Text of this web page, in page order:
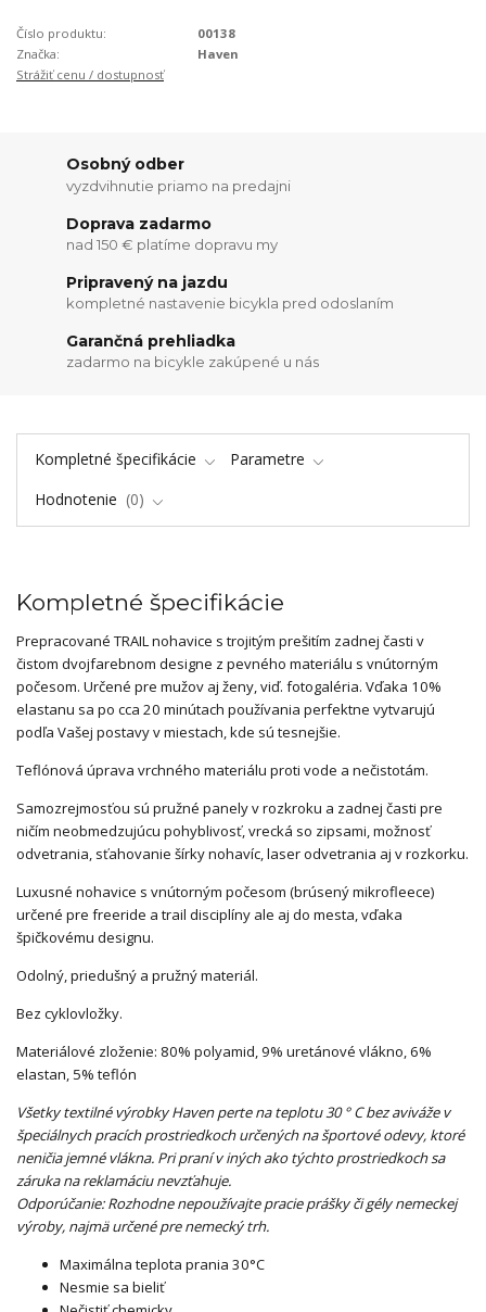
Číslo produktu:
00138
Značka:
Haven
Strážiť cenu / dostupnosť
Osobný odber
vyzdvihnutie priamo na predajni
Doprava zadarmo
nad 150 € platíme dopravu my
Pripravený na jazdu
kompletné nastavenie bicykla pred odoslaním
Garančná prehliadka
zadarmo na bicykle zakúpené u nás
Kompletné špecifikácie
Parametre
Hodnotenie
0
Kompletné špecifikácie
Prepracované TRAIL nohavice s trojitým prešitím zadnej časti v
čistom dvojfarebnom designe z pevného materiálu s vnútorným
počesom. Určené pre mužov aj ženy, viď. fotogaléria. Vďaka 10%
elastanu sa po cca 20 minútach používania perfektne vytvarujú
podľa Vašej postavy v miestach, kde sú tesnejšie.
Teflónová úprava vrchného materiálu proti vode a nečistotám.
Samozrejmosťou sú pružné panely v rozkroku a zadnej časti pre
ničím neobmedzujúcu pohyblivosť, vrecká so zipsami, možnosť
odvetrania, sťahovanie šírky nohavíc, laser odvetrania aj v rozkorku.
Luxusné nohavice s vnútorným počesom (brúsený mikrofleece)
určené pre freeride a trail disciplíny ale aj do mesta, vďaka
špičkovému designu.
Odolný, priedušný a pružný materiál.
Bez cyklovložky.
Materiálové zloženie: 80% polyamid, 9% uretánové vlákno, 6%
elastan, 5% teflón
Všetky textilné výrobky Haven perte na teplotu 30 ° C bez aviváže v
špeciálnych pracích prostriedkoch určených na športové odevy, ktoré
neničia jemné vlákna. Pri praní v iných ako týchto prostriedkoch sa
záruka na reklamáciu nevzťahuje.
Odporúčanie: Rozhodne nepoužívajte pracie prášky či gély nemeckej
výroby, najmä určené pre nemecký trh.
Maximálna teplota prania 30°C
Nesmie sa bieliť